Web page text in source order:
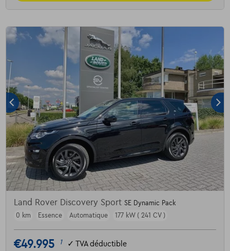
Land Rover Discovery Sport SE Dynamic Pack
0 km
Essence Automatique 177 kW ( 241 CV )
€49.995 1 ✓ TVA déductible